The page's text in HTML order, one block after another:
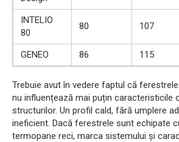
INTELIO
80
80 107
GENEO 86 115
Trebuie avut în vedere faptul că
nu influențează mai puțin caracteristicile
structurilor. Un profil cald, fără umplere
ineficient. Dacă ferestrele sunt echipate
termopane reci, marca sistemului și